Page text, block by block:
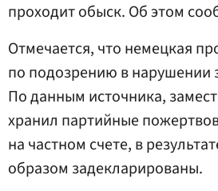
проходит обыск. Об этом
Отмечается, что немецкая
по подозрению в нарушении
По данным источника,
хранил партийные
на частном счете, в
образом задекларированы.